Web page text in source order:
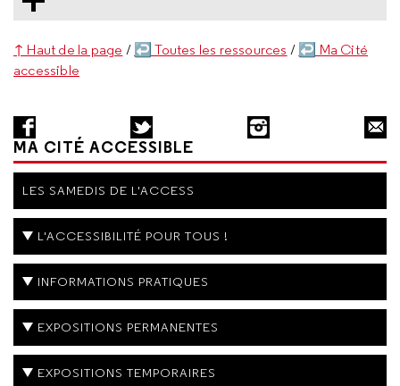
↑ Haut de la page / ↩ Toutes les ressources / ↩ Ma Cité
accessible
MA CITÉ ACCESSIBLE
LES SAMEDIS DE L'ACCESS
L'ACCESSIBILITÉ POUR TOUS !
INFORMATIONS PRATIQUES
EXPOSITIONS PERMANENTES
EXPOSITIONS TEMPORAIRES